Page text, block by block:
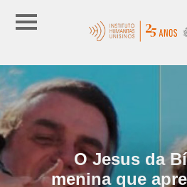
O Jesus da
menina que